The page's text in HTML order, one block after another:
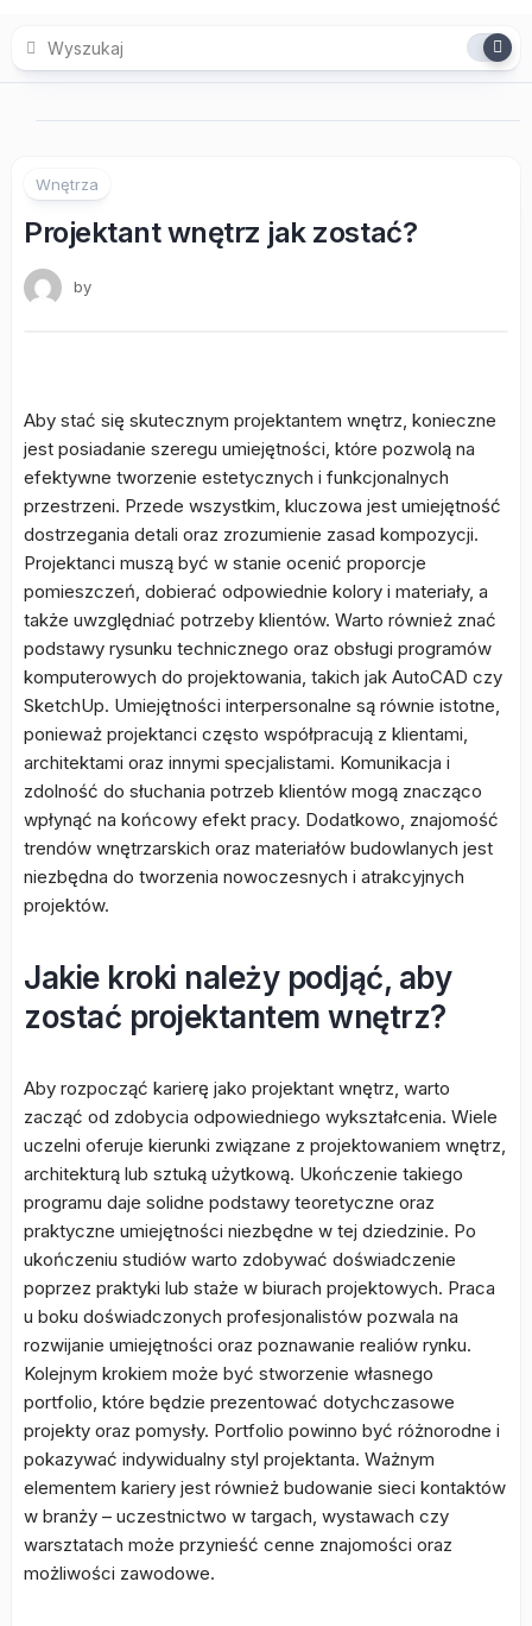
content
Wnętrza
Projektant wnętrz jak zostać?
by
Aby stać się skutecznym projektantem wnętrz, konieczne
jest posiadanie szeregu umiejętności, które pozwolą na
efektywne tworzenie estetycznych i funkcjonalnych
przestrzeni. Przede wszystkim, kluczowa jest umiejętność
dostrzegania detali oraz zrozumienie zasad kompozycji.
Projektanci muszą być w stanie ocenić proporcje
pomieszczeń, dobierać odpowiednie kolory i materiały, a
także uwzględniać potrzeby klientów. Warto również znać
podstawy rysunku technicznego oraz obsługi programów
komputerowych do projektowania, takich jak AutoCAD czy
SketchUp. Umiejętności interpersonalne są równie istotne,
ponieważ projektanci często współpracują z klientami,
architektami oraz innymi specjalistami. Komunikacja i
zdolność do słuchania potrzeb klientów mogą znacząco
wpłynąć na końcowy efekt pracy. Dodatkowo, znajomość
trendów wnętrzarskich oraz materiałów budowlanych jest
niezbędna do tworzenia nowoczesnych i atrakcyjnych
projektów.
Jakie kroki należy podjąć, aby
zostać projektantem wnętrz?
Aby rozpocząć karierę jako projektant wnętrz, warto
zacząć od zdobycia odpowiedniego wykształcenia. Wiele
uczelni oferuje kierunki związane z projektowaniem wnętrz,
architekturą lub sztuką użytkową. Ukończenie takiego
programu daje solidne podstawy teoretyczne oraz
praktyczne umiejętności niezbędne w tej dziedzinie. Po
ukończeniu studiów warto zdobywać doświadczenie
poprzez praktyki lub staże w biurach projektowych. Praca
u boku doświadczonych profesjonalistów pozwala na
rozwijanie umiejętności oraz poznawanie realiów rynku.
Kolejnym krokiem może być stworzenie własnego
portfolio, które będzie prezentować dotychczasowe
projekty oraz pomysły. Portfolio powinno być różnorodne i
pokazywać indywidualny styl projektanta. Ważnym
elementem kariery jest również budowanie sieci kontaktów
w branży – uczestnictwo w targach, wystawach czy
warsztatach może przynieść cenne znajomości oraz
możliwości zawodowe.